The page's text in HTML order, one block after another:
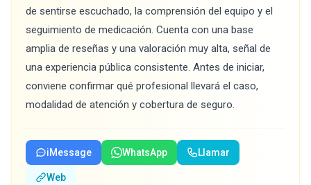
de sentirse escuchado, la comprensión del equipo y el
seguimiento de medicación. Cuenta con una base
amplia de reseñas y una valoración muy alta, señal de
una experiencia pública consistente. Antes de iniciar,
conviene confirmar qué profesional llevará el caso,
modalidad de atención y cobertura de seguro.
iMessage WhatsApp Llamar
Web